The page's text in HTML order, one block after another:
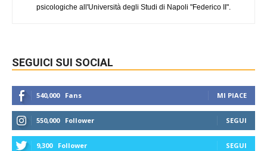
psicologiche all'Università degli Studi di Napoli "Federico II".
SEGUICI SUI SOCIAL
540,000 Fans MI PIACE
550,000 Follower SEGUI
9,300 Follower SEGUI